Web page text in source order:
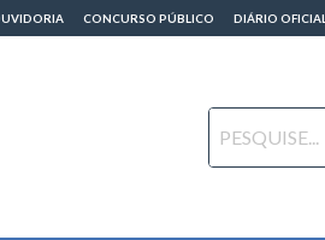
CONCURSO PÚBLICO DIÁRIO OFICIAL